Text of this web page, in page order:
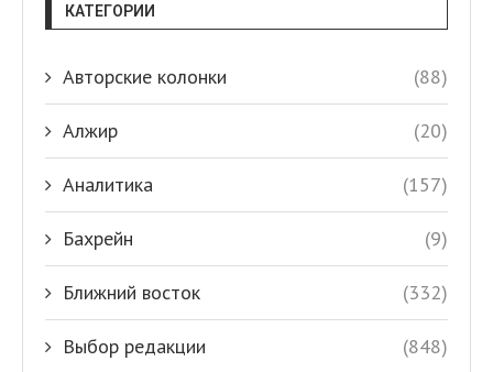
КАТЕГОРИИ
Авторские колонки (88)
Алжир (20)
Аналитика (157)
Бахрейн (9)
Ближний восток (332)
Выбор редакции (848)